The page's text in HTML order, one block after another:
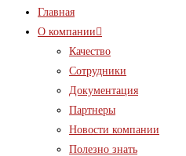
Главная
О компании
Качество
Сотрудники
Документация
Партнеры
Новости компании
Полезно знать